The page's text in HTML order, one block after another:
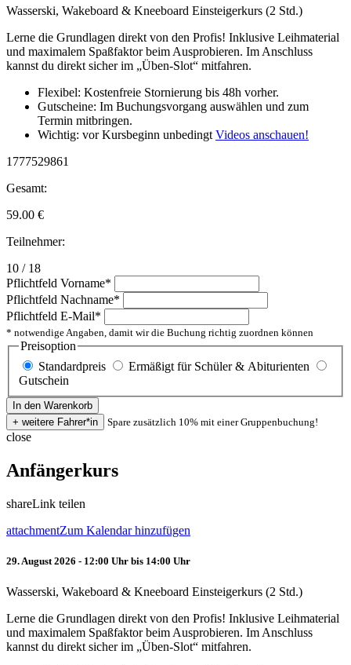
Wasserski, Wakeboard & Kneeboard Einsteigerkurs (2 Std.)
Lerne die Grundlagen direkt von den Profis! Inklusive Leihmaterial
und maximalem Spaßfaktor beim Ausprobieren. Im Anschluss
kannst du direkt sicher im „Üben-Slot“ mitfahren.
Flexibel: Kostenfreie Stornierung bis 48h vorher.
Gutscheine: Im Buchungsvorgang auswählen und zum
Termin mitbringen.
Wichtig: vor Kursbeginn unbedingt Videos anschauen!
1777529861
Gesamt:
59.00 €
Teilnehmer:
10 / 18
Pflichtfeld Vorname*
Pflichtfeld Nachname*
Pflichtfeld E-Mail*
* notwendige Angaben, damit wir die Buchung richtig zuordnen können
Preisoption
Standardpreis
Ermäßigt für Schüler & Abiturienten
Gutschein
Spare zusätzlich 10% mit einer Gruppenbuchung!
close
Anfängerkurs
shareLink teilen
attachmentZum Kalendar hinzufügen
29. August 2026 - 12:00 Uhr bis 14:00 Uhr
Wasserski, Wakeboard & Kneeboard Einsteigerkurs (2 Std.)
Lerne die Grundlagen direkt von den Profis! Inklusive Leihmaterial
und maximalem Spaßfaktor beim Ausprobieren. Im Anschluss
kannst du direkt sicher im „Üben-Slot“ mitfahren.